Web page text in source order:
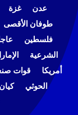
عدن
غزة
طوفان الأقصى
فلسطين
الشرعية
أمريكا
قوات
الحوثي